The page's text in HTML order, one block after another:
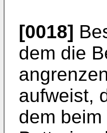
[0018]
dem die
aufweist,
dem